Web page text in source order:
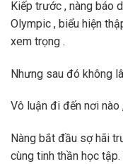
Kiếp trước , nàng báo
Olympic , biểu hiện
xem trọng .
Nhưng sau đó không
Vô luận đi đến nơi
Nàng bắt đầu sợ hãi
cùng tinh thần học